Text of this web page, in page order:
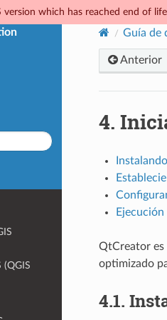
which has reached end of
(QGIS
Guía de
Anterior
4.
QtCreator es
optimizado
4.1.